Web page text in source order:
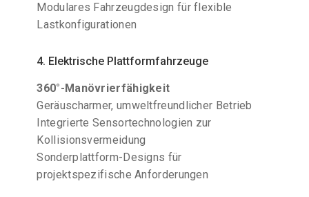
Modulares Fahrzeugdesign für flexible
Lastkonfigurationen
4. Elektrische Plattformfahrzeuge
360°-Manövrierfähigkeit
Geräuscharmer, umweltfreundlicher Betrieb
Integrierte Sensortechnologien zur
Kollisionsvermeidung
Sonderplattform-Designs für
projektspezifische Anforderungen